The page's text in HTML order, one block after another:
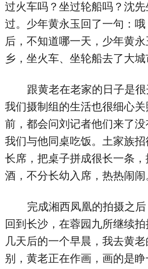
过火车吗？坐过轮船吗？沈
过。少年黄永玉回了一句：
后，不知道哪一天，少年黄
乡，坐火车、坐轮船去了大
跟黄老在老家的日子是
我们摄制组的生活也很细心
前，都会问刘记者他们来了
我们与他同桌吃饭。土家族
长席，把桌子拼成很长一条
酒，不分长幼入席，热热闹闹
完成湘西凤凰的拍摄之
回到长沙，在蓉园九所继续拍
几天后的一个早晨，我去黄
别，黄老正在作画，画的是